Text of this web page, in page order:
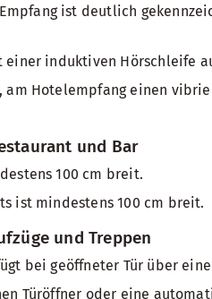
Empfang ist deutlich
einer induktiven Hörschleife
Hotelempfang einen
und Bar
100 cm breit.
ist mindestens 100 cm breit.
und Treppen
bei geöffneter Tür über
Türöffner oder eine